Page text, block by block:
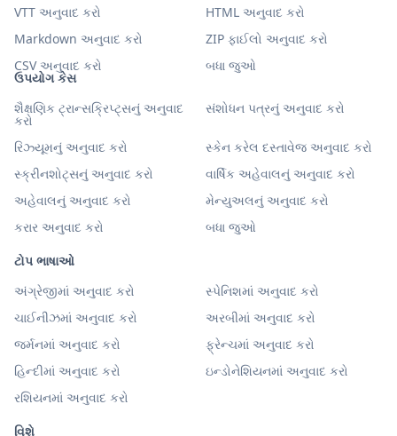
ઉપયોગ કેસ
શૈક્ષણિક ટ્રાન્સક્રિપ્ટ્સનું અનુવાદ
કરો
સંશોધન પત્રનું અનુવાદ કરો
રિઝ્યૂમનું અનુવાદ કરો
સ્કેન કરેલ દસ્તાવેજ અનુવાદ કરો
સ્ક્રીનશોટ્સનું અનુવાદ કરો
વાર્ષિક અહેવાલનું અનુવાદ કરો
અહેવાલનું અનુવાદ કરો
મેન્યુઅલનું અનુવાદ કરો
કરાર અનુવાદ કરો
બધા જુઓ
ટોપ ભાષાઓ
અંગ્રેજીમાં અનુવાદ કરો
સ્પેનિશમાં અનુવાદ કરો
ચાઈનીઝમાં અનુવાદ કરો
અરબીમાં અનુવાદ કરો
જર્મનમાં અનુવાદ કરો
ફ્રેન્ચમાં અનુવાદ કરો
હિન્દીમાં અનુવાદ કરો
ઇન્ડોનેશિયનમાં અનુવાદ કરો
રશિયનમાં અનુવાદ કરો
VTT અનુવાદ કરો
HTML અનુવાદ કરો
Markdown અનુવાદ કરો
ZIP ફાઈલો અનુવાદ કરો
CSV અનુવાદ કરો
બધા જુઓ
વિશે